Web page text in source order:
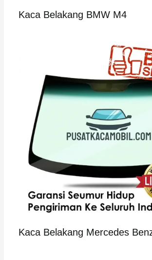
Kaca Belakang BMW M4
Kaca Belakang Mercedes